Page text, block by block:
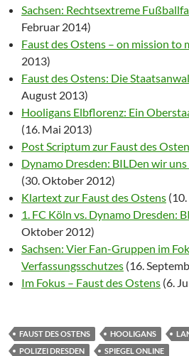
Sachsen: Rechtsextreme
Februar 2014)
Faust des Ostens – on mission to
2013)
Faust des Ostens: Die
August 2013)
Hooligans Elbflorenz: Ein
(16. Mai 2013)
Post Scriptum zur Faust des
Dynamo Dresden: BILDen wir
(30. Oktober 2012)
Klartext zur Faust des Ostens
1. FC Köln vs. Dynamo Dresden:
Oktober 2012)
Sachsen: Vier Fan-Gruppen im
Verfassungsschutzes (16.
Im Fokus – Faust des Ostens (6.
FAUST DES OSTENS HOOLIGANS
POLIZEI DRESDEN
SPIEGEL ONLINE